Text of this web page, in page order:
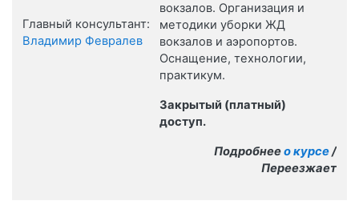
вокзалов. Организация и
методики уборки ЖД
вокзалов и аэропортов.
Оснащение, технологии,
практикум.
Закрытый (платный)
доступ.
Подробнеео курсе/
Переезжает
Главный консультант:
Владимир Февралев